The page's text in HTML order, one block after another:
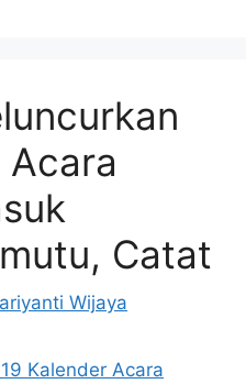
Acara
Catat
Wijaya